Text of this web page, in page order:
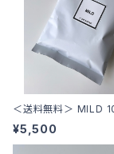
＜
¥5,500